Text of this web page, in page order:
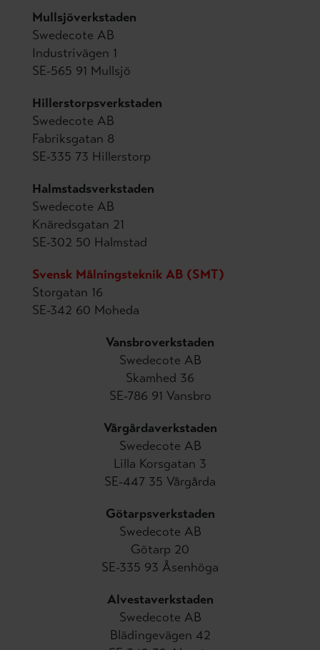
Mullsjöverkstaden
Swedecote AB
Industrivägen 1
SE-565 91 Mullsjö
Hillerstorpsverkstaden
Swedecote AB
Fabriksgatan 8
SE-335 73 Hillerstorp
Halmstadsverkstaden
Swedecote AB
Knäredsgatan 21
SE-302 50 Halmstad
Svensk Målningsteknik AB (SMT)
Storgatan 16
SE-342 60 Moheda
Vansbroverkstaden
Swedecote AB
Skamhed 36
SE-786 91 Vansbro
Vårgårdaverkstaden
Swedecote AB
Lilla Korsgatan 3
SE-447 35 Vårgårda
Götarpsverkstaden
Swedecote AB
Götarp 20
SE-335 93 Åsenhöga
Alvestaverkstaden
Swedecote AB
Blädingevägen 42